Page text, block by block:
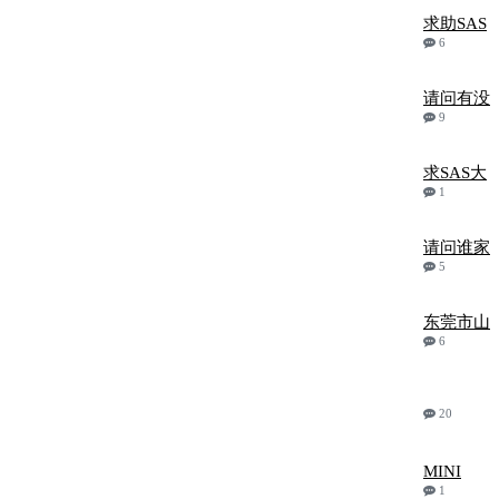
求助SAS
6
请问有没
9
求SAS大
1
请问谁家
5
东莞市山
6
20
MINI
1